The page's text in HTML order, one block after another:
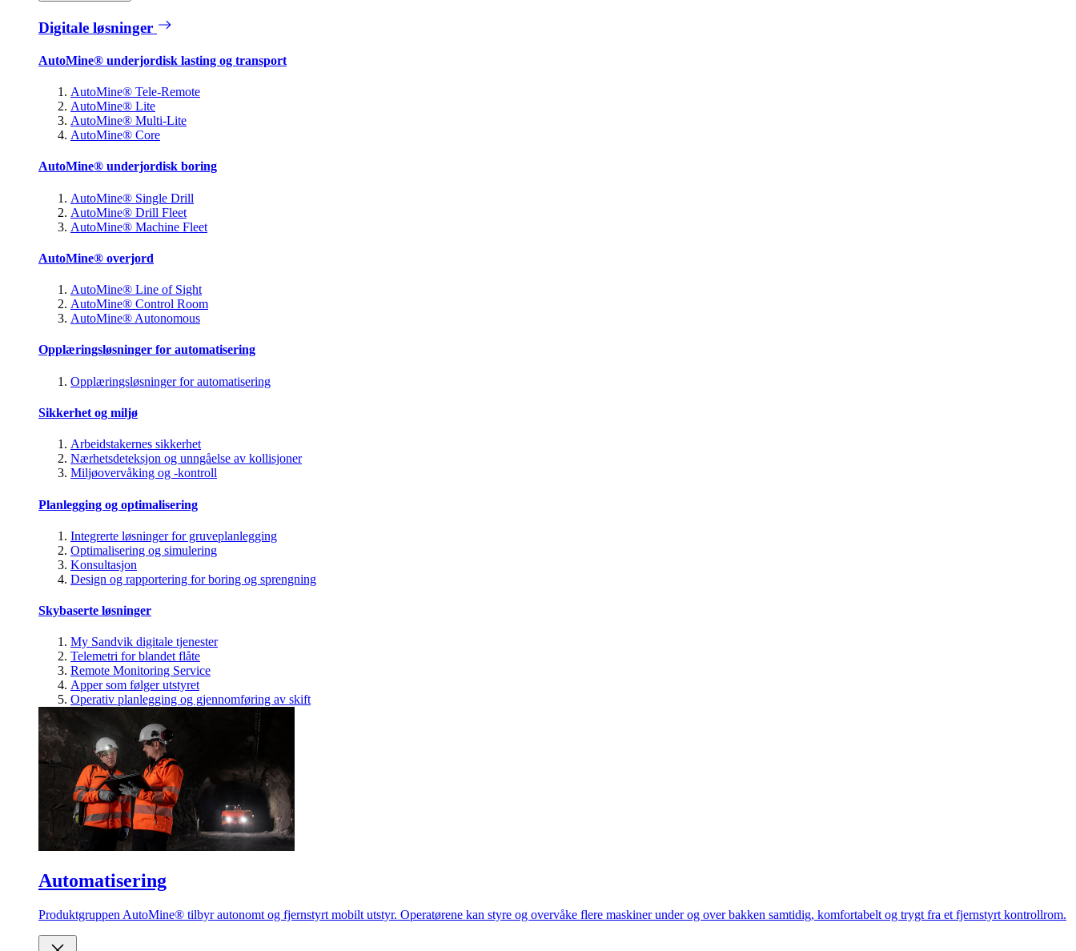
Digitale løsninger
AutoMine® underjordisk lasting og transport
AutoMine® Tele-Remote
AutoMine® Lite
AutoMine® Multi-Lite
AutoMine® Core
AutoMine® underjordisk boring
AutoMine® Single Drill
AutoMine® Drill Fleet
AutoMine® Machine Fleet
AutoMine® overjord
AutoMine® Line of Sight
AutoMine® Control Room
AutoMine® Autonomous
Opplæringsløsninger for automatisering
Opplæringsløsninger for automatisering
Sikkerhet og miljø
Arbeidstakernes sikkerhet
Nærhetsdeteksjon og unngåelse av kollisjoner
Miljøovervåking og -kontroll
Planlegging og optimalisering
Integrerte løsninger for gruveplanlegging
Optimalisering og simulering
Konsultasjon
Design og rapportering for boring og sprengning
Skybaserte løsninger
My Sandvik digitale tjenester
Telemetri for blandet flåte
Remote Monitoring Service
Apper som følger utstyret
Operativ planlegging og gjennomføring av skift
Automatisering
Produktgruppen AutoMine® tilbyr autonomt og fjernstyrt mobilt utstyr. Operatørene kan styre og overvåke flere maskiner under og over bakken samtidig, komfortabelt og trygt fra et fjernstyrt kontrollrom.